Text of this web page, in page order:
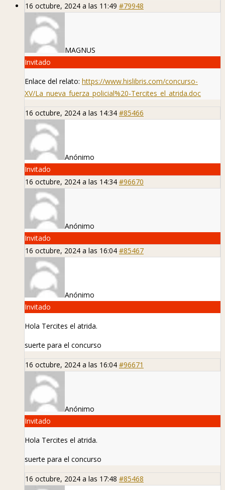
16 octubre, 2024 a las 11:49 #79948
MAGNUS
Invitado
Enlace del relato: https://www.hislibris.com/concurso-
XV/La_nueva_fuerza_policial%20-Tercites_el_atrida.doc
16 octubre, 2024 a las 14:34 #85466
Anónimo
Invitado
16 octubre, 2024 a las 14:34 #96670
Anónimo
Invitado
16 octubre, 2024 a las 16:04 #85467
Anónimo
Invitado
Hola Tercites el atrida.
suerte para el concurso
16 octubre, 2024 a las 16:04 #96671
Anónimo
Invitado
Hola Tercites el atrida.
suerte para el concurso
16 octubre, 2024 a las 17:48 #85468